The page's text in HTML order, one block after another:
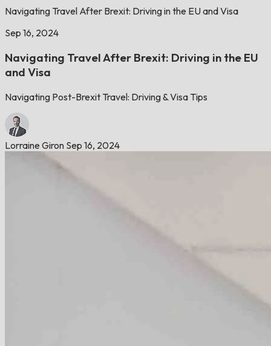
Navigating Travel After Brexit: Driving in the EU and Visa
Sep 16, 2024
Navigating Travel After Brexit: Driving in the EU
and Visa
Navigating Post-Brexit Travel: Driving & Visa Tips
Lorraine Giron Sep 16, 2024